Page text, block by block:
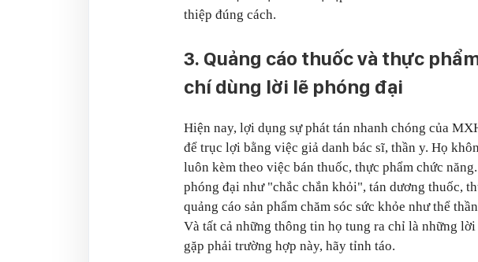
thiệp đúng cách.
3. Quảng cáo thuốc và thực
chí dùng lời lẽ phóng đại
Hiện nay, lợi dụng sự phát tán nhanh chóng của
để trục lợi bằng việc giả danh bác sĩ, thần y. Họ
luôn kèm theo việc bán thuốc, thực phẩm chức
phóng đại như "chắc chắn khỏi", tán dương thuốc,
quảng cáo sản phẩm chăm sóc sức khỏe như thể
Và tất cả những thông tin họ tung ra chỉ là những lời
gặp phải trường hợp này, hãy tỉnh táo.